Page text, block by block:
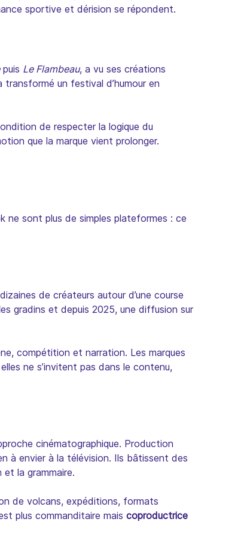
sportive et dérision se répondent.
puis Le Flambeau, a vu ses créations
transformé un festival d’humour en
de respecter la logique du
que la marque vient prolonger.
ne sont plus de simples plateformes : ce
de créateurs autour d’une course
gradins et depuis 2025, une diffusion sur
compétition et narration. Les marques
ne s’invitent pas dans le contenu,
cinématographique. Production
à envier à la télévision. Ils bâtissent des
la grammaire.
de volcans, expéditions, formats
plus commanditaire mais coproductrice